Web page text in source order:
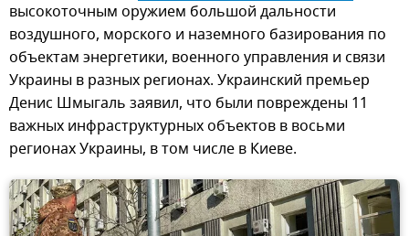
высокоточным оружием большой дальности
воздушного, морского и наземного базирования по
объектам энергетики, военного управления и связи
Украины в разных регионах. Украинский премьер
Денис Шмыгаль заявил, что были повреждены 11
важных инфраструктурных объектов в восьми
регионах Украины, в том числе в Киеве.